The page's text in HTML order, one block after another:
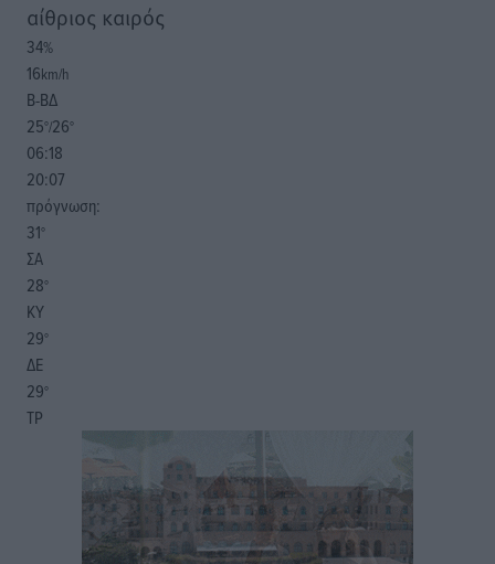
αίθριος καιρός
34%
16km/h
Β-ΒΔ
25°/26°
06:18
20:07
πρόγνωση:
31°
ΣΑ
28°
ΚΥ
29°
ΔΕ
29°
ΤΡ